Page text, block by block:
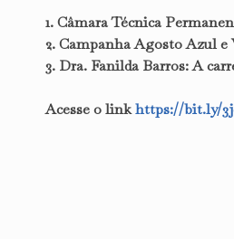
1. Câmara Técnica
2. Campanha Agosto Azul
3. Dra. Fanilda Barros: A
Acesse o linkhttps://bit.ly/